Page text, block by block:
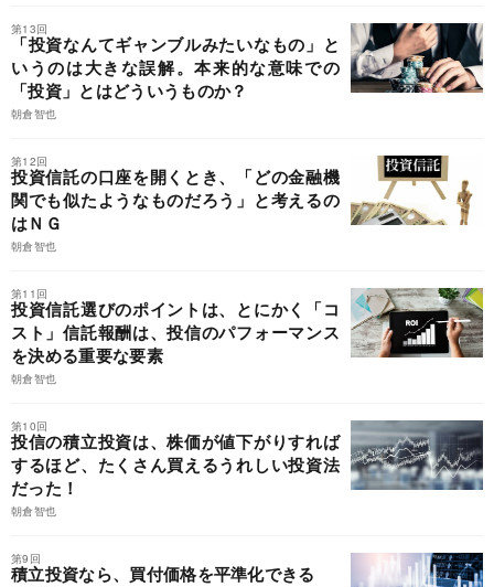
第13回
「投資なんてギャンブルみたいなもの」と
いうのは大きな誤解。本来的な意味での
「投資」とはどういうものか？
朝倉智也
第12回
投資信託の口座を開くとき、「どの金融機
関でも似たようなものだろう」と考えるの
はＮＧ
朝倉智也
第11回
投資信託選びのポイントは、とにかく「コ
スト」信託報酬は、投信のパフォーマンス
を決める重要な要素
朝倉智也
第10回
投信の積立投資は、株価が値下がりすれば
するほど、たくさん買えるうれしい投資法
だった！
朝倉智也
第9回
積立投資なら、買付価格を平準化できる